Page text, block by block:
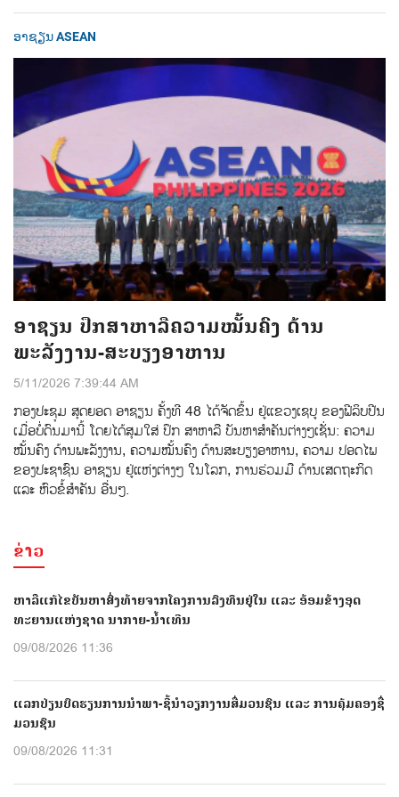
ອາຊຽນ ASEAN
ອາຊຽນ ປຶກສາຫາລືຄວາມໝັ້ນຄົງ ດ້ານ
ພະລັງງານ-ສະບຽງອາຫານ
5/11/2026 7:39:44 AM
ກອງປະຊຸມ ສຸດຍອດ ອາຊຽນ ຄັ້ງທີ 48 ໄດ້ຈັດຂຶ້ນ ຢູ່ແຂວງເຊບູ ຂອງຟີລິບປີນ
ເມື່ອບໍ່ດົນມານີ້ ໂດຍໄດ້ສຸມໃສ່ ປຶກ ສາຫາລື ບັນຫາສຳຄັນຕ່າງໆເຊັ່ນ: ຄວາມ
ໝັ້ນຄົງ ດ້ານພະລັງງານ, ຄວາມໝັ້ນຄົງ ດ້ານສະບຽງອາຫານ, ຄວາມ ປອດໄພ
ຂອງປະຊາຊົນ ອາຊຽນ ຢູ່ແຫ່ງຕ່າງໆ ໃນໂລກ, ການຮ່ວມມື ດ້ານເສດຖະກິດ
ແລະ ຫົວຂໍ້ສຳຄັນ ອື່ນໆ.
ຂ່າວ
ຫາລືແກ້ໄຂບັນຫາສົ່ງທ້າຍຈາກໂຄງການລົງທຶນຢູ່ໃນ ແລະ ອ້ອມຂ້າງອຸດ
ທະຍານແຫ່ງຊາດ ນາກາຍ-ນໍ້າເທີນ
09/08/2026 11:36
ແລກປ່ຽນບົດຮຽນການນຳພາ-ຊີ້ນຳວຽກງານສື່ມວນຊົນ ແລະ ການຄຸ້ມຄອງຊື່
ມວນຊົນ
09/08/2026 11:31